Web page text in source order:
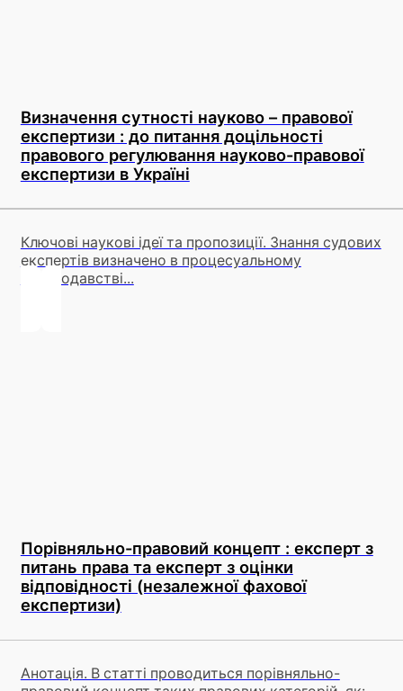
Визначення сутності науково – правової
експертизи : до питання доцільності
правового регулювання науково-правової
експертизи в Україні
Ключові наукові ідеї та пропозиції. Знання судових
експертів визначено в процесуальному
законодавстві...
Порівняльно-правовий концепт : експерт з
питань права та експерт з оцінки
відповідності (незалежної фахової
експертизи)
Анотація. В статті проводиться порівняльно-